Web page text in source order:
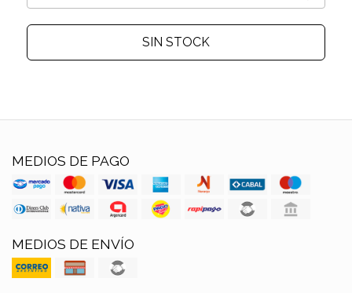
SIN STOCK
MEDIOS DE PAGO
MEDIOS DE ENVÍO